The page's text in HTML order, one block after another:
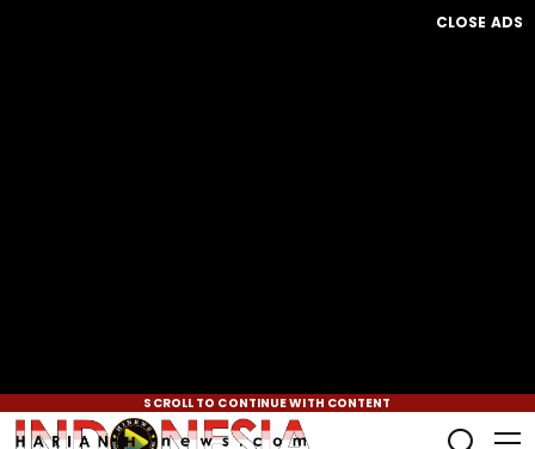
CLOSE ADS
SCROLL TO CONTINUE WITH CONTENT